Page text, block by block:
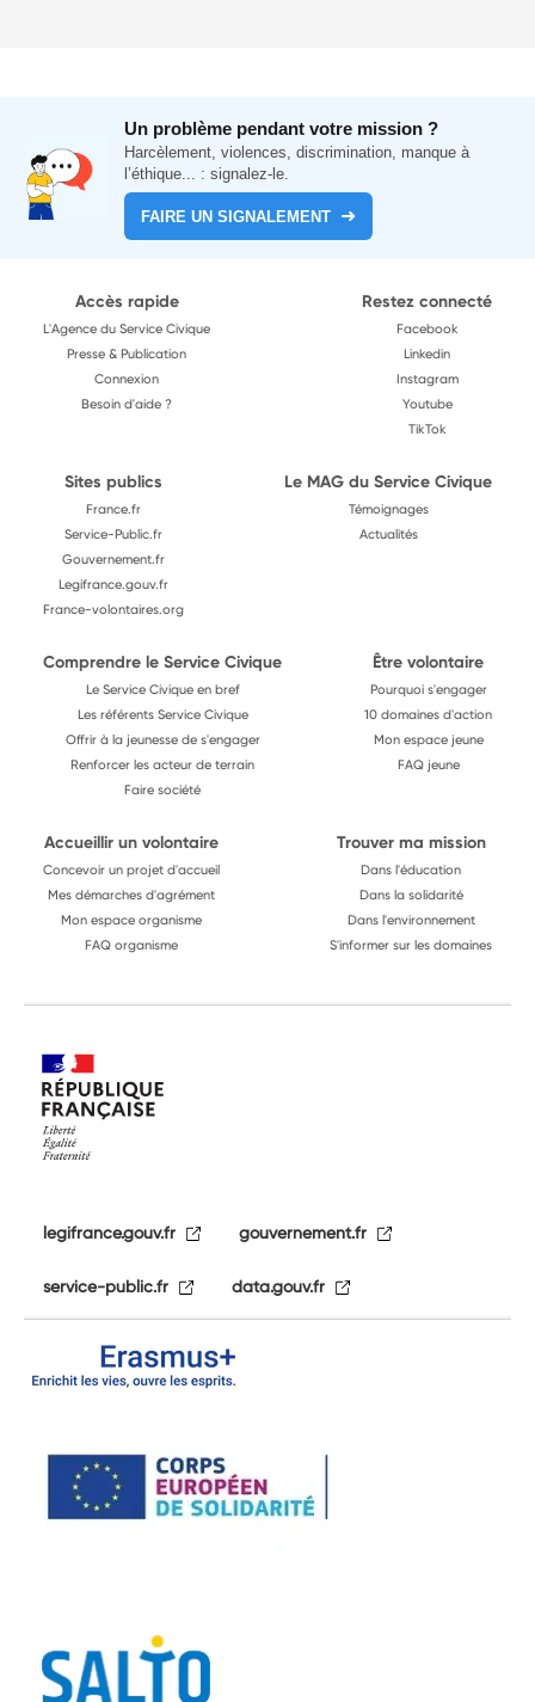
Un problème pendant votre mission ?
Harcèlement, violences, discrimination, manque à
l’éthique... : signalez-le.
FAIRE UN SIGNALEMENT
Accès rapide
L'Agence du Service Civique
Presse & Publication
Connexion
Besoin d'aide ?
Restez connecté
Facebook
Linkedin
Instagram
Youtube
TikTok
Sites publics
France.fr
Service-Public.fr
Gouvernement.fr
Legifrance.gouv.fr
France-volontaires.org
Le MAG du Service Civique
Témoignages
Actualités
Comprendre le Service Civique
Le Service Civique en bref
Les référents Service Civique
Offrir à la jeunesse de s'engager
Renforcer les acteur de terrain
Faire société
Être volontaire
Pourquoi s'engager
10 domaines d'action
Mon espace jeune
FAQ jeune
Accueillir un volontaire
Concevoir un projet d'accueil
Mes démarches d'agrément
Mon espace organisme
FAQ organisme
Trouver ma mission
Dans l'éducation
Dans la solidarité
Dans l'environnement
S'informer sur les domaines
legifrance.gouv.fr gouvernement.fr
service-public.fr data.gouv.fr